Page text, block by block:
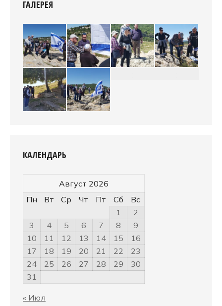
ГАЛЕРЕЯ
КАЛЕНДАРЬ
Август 2026
Пн
Вт Ср Чт Пт Сб
Вс
1
2
3
4 5 6 7 8
9
10
11 12 13 14 15
16
17
18 19 20 21 22
23
24
25 26 27 28 29
30
31
« Июл